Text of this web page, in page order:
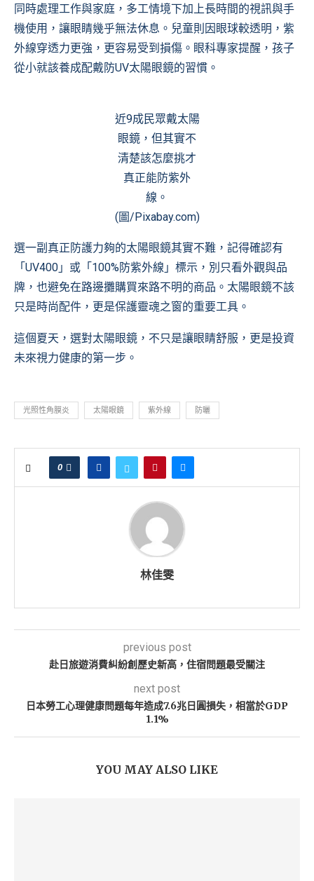
同時處理工作與家庭，多工情境下加上長時間的視訊與手
機使用，讓眼睛幾乎無法休息。兒童則因眼球較透明，紫
外線穿透力更強，更容易受到損傷。眼科專家提醒，孩子
從小就該養成配戴防UV太陽眼鏡的習慣。
近9成民眾戴太陽
眼鏡，但其實不
清楚該怎麼挑才
真正能防紫外
線。
(圖/Pixabay.com)
選一副真正防護力夠的太陽眼鏡其實不難，記得確認有
「UV400」或「100%防紫外線」標示，別只看外觀與品
牌，也避免在路邊攤購買來路不明的商品。太陽眼鏡不該
只是時尚配件，更是保護靈魂之窗的重要工具。
這個夏天，選對太陽眼鏡，不只是讓眼睛舒服，更是投資
未來視力健康的第一步。
光照性角膜炎 太陽眼鏡 紫外線 防曬
0
林佳雯
previous post
赴日旅遊消費糾紛創歷史新高，住宿問題最受關注
next post
日本勞工心理健康問題每年造成7.6兆日圓損失，相當於GDP
1.1%
YOU MAY ALSO LIKE